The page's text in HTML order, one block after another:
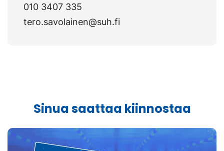
010 3407 335
tero.savolainen@suh.fi
Sinua saattaa kiinnostaa